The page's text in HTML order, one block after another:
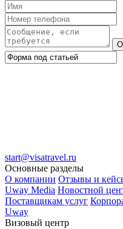
start@visatravel.ru
Основные разделы
О компании Отзывы и
Uway Media Новостной
Поставщикам услуг
Uway
Визовый центр